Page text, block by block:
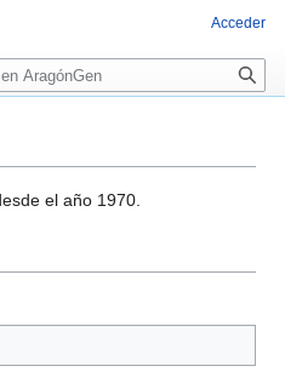
el año 1970.
Acceder